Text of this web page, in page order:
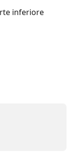
inferiore